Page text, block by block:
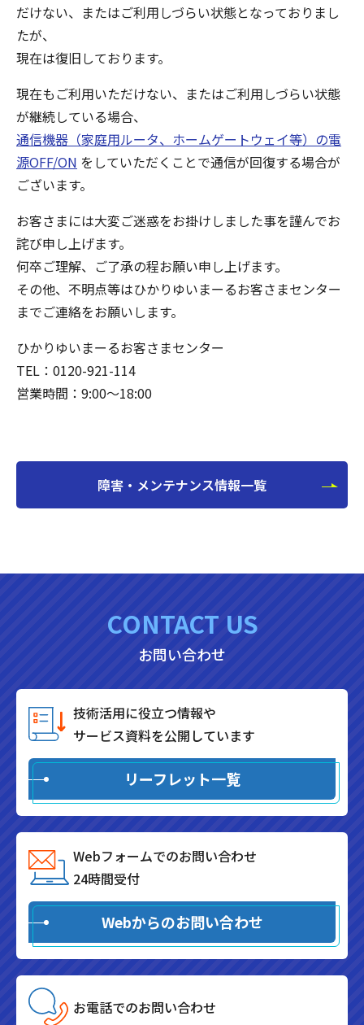
だけない、またはご利用しづらい状態となっておりまし
たが、
現在は復旧しております。
現在もご利用いただけない、またはご利用しづらい状態
が継続している場合、
通信機器（家庭用ルータ、ホームゲートウェイ等）の電
源OFF/ON をしていただくことで通信が回復する場合が
ございます。
お客さまには大変ご迷惑をお掛けしました事を謹んでお
詫び申し上げます。
何卒ご理解、ご了承の程お願い申し上げます。
その他、不明点等はひかりゆいまーるお客さまセンター
までご連絡をお願いします。
ひかりゆいまーるお客さまセンター
TEL：0120-921-114
営業時間：9:00～18:00
障害・メンテナンス情報一覧
CONTACT US
お問い合わせ
技術活用に役立つ情報や
サービス資料を公開しています
リーフレット一覧
Webフォームでのお問い合わせ
24時間受付
Webからのお問い合わせ
お電話でのお問い合わせ